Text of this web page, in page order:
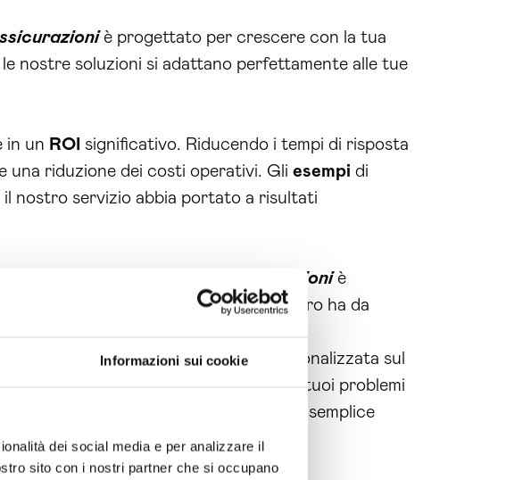
Informazioni sui cookie
dei social media e per analizzare il
sito con i nostri partner che si occupano
è progettato per crescere con la tua
nostre soluzioni si adattano perfettamente alle tue
in un ROI significativo. Riducendo i tempi di risposta
una riduzione dei costi operativi. Gli esempi di
nostro servizio abbia portato a risultati
assistente virtuale ai per assicurazioniè
cogliere tutte le opportunità che il futuro ha da
oggi stesso per una consulenza personalizzata sul
su misura, progettate per risolvere i tuoi problemi
futuro della tua azienda inizia con un semplice